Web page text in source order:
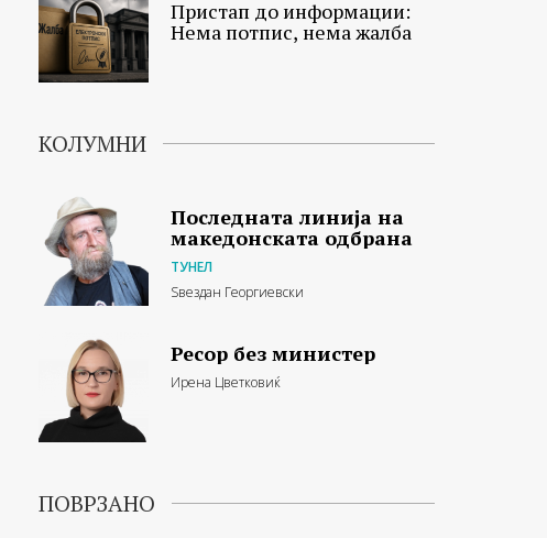
Пристап до информации:
Нема потпис, нема жалба
КОЛУМНИ
Последната линија на
македонската одбрана
ТУНЕЛ
Ѕвездан Георгиевски
Ресор без министер
Ирена Цветковиќ
ПОВРЗАНО